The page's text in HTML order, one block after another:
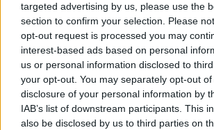
targeted advertising by us, please use the
section to confirm your selection. Please
opt-out request is processed you may
interest-based ads based on personal
us or personal information disclosed to
your opt-out. You may separately opt-out
disclosure of your personal information by
IAB’s list of downstream participants. This
also be disclosed by us to third parties on